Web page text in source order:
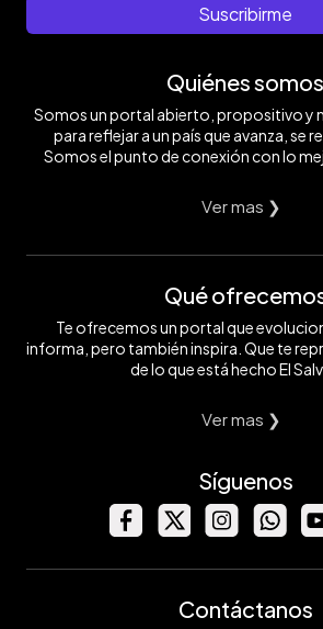
Suscribirme
Quiénes somos
Somos un portal abierto, propositivo y
para reflejar a un país que avanza, se
Somos el punto de conexión con lo
Ver mas ❯
Qué
Te ofrecemos un portal que
informa, pero también inspira. Que te
de lo que está hecho El
Ver mas ❯
Síguenos
Contáctanos